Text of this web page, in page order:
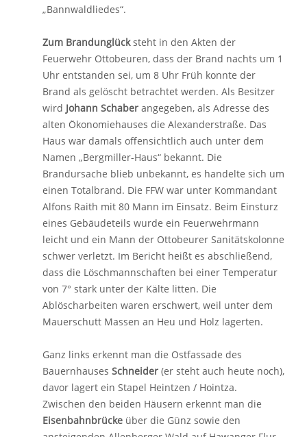
„Bannwaldliedes“.
Zum Brandunglücksteht in den Akten der
Feuerwehr Ottobeuren, dass der Brand nachts um 1
Uhr entstanden sei, um 8 Uhr Früh konnte der
Brand als gelöscht betrachtet werden. Als Besitzer
wird Johann Schaber angegeben, als Adresse des
alten Ökonomiehauses die Alexanderstraße. Das
Haus war damals offensichtlich auch unter dem
Namen „Bergmiller-Haus“ bekannt. Die
Brandursache blieb unbekannt, es handelte sich um
einen Totalbrand. Die FFW war unter Kommandant
Alfons Raith mit 80 Mann im Einsatz. Beim Einsturz
eines Gebäudeteils wurde ein Feuerwehrmann
leicht und ein Mann der Ottobeurer Sanitätskolonne
schwer verletzt. Im Bericht heißt es abschließend,
dass die Löschmannschaften bei einer Temperatur
von 7° stark unter der Kälte litten. Die
Ablöscharbeiten waren erschwert, weil unter dem
Mauerschutt Massen an Heu und Holz lagerten.
Ganz links erkennt man die Ostfassade des
Bauernhauses Schneider (er steht auch heute noch),
davor lagert ein Stapel Heintzen / Hointza.
Zwischen den beiden Häusern erkennt man die
Eisenbahnbrücke über die Günz sowie den